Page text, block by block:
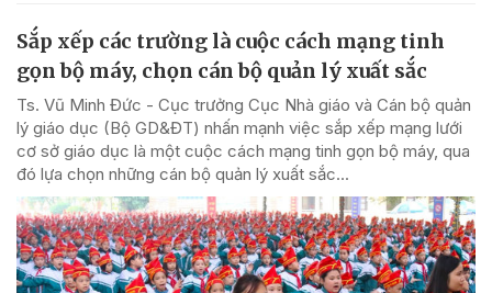
Sắp xếp các trường là cuộc cách mạng tinh
gọn bộ máy, chọn cán bộ quản lý xuất sắc
Ts. Vũ Minh Đức - Cục trưởng Cục Nhà giáo và Cán bộ quản
lý giáo dục (Bộ GD&ĐT) nhấn mạnh việc sắp xếp mạng lưới
cơ sở giáo dục là một cuộc cách mạng tinh gọn bộ máy, qua
đó lựa chọn những cán bộ quản lý xuất sắc...